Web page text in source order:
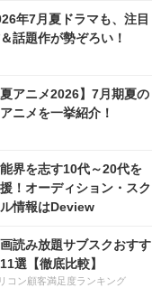
年7月夏ドラマも、注目
話題作が勢ぞろい！
夏アニメ2026】7月期夏の
ニメを一挙紹介！
界を志す10代～20代を
！オーディション・スク
情報はDeview
読み放題サブスクおすす
選【徹底比較】
コン顧客満足度ランキング